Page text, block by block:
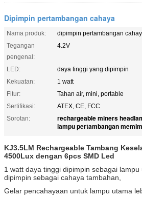
Dipimpin pertambangan cahaya
Nama produk:
dipimpin pertambangan
Tegangan
pengenal:
4.2V
LED:
daya tinggi yang dipimpin
Kekuatan:
1 watt
Fitur:
Tahan air, mini, portable
Sertifikasi:
ATEX, CE, FCC
Sorotan:
rechargeable miners
lampu pertambangan
KJ3.5LM Rechargeable Tambang
4500Lux dengan 6pcs SMD Led
1 watt daya tinggi dipimpin sebagai
dipimpin sebagai cahaya tambahan,
Gelar pencahayaan untuk lampu utama